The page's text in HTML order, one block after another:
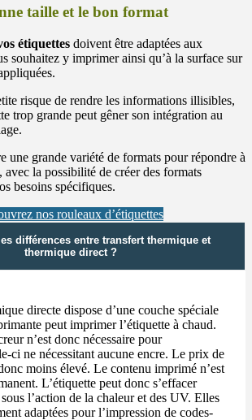
taille et le bon format
étiquettes doivent être adaptées aux
souhaitez y imprimer ainsi qu’à la surface sur
risque de rendre les informations illisibles,
trop grande peut gêner son intégration au
une grande variété de formats pour répondre à
avec la possibilité de créer des formats
besoins spécifiques.
nos rouleaux d’étiquettes
différences entre transfert thermique et
thermique direct ?
directe dispose d’une couche spéciale
peut imprimer l’étiquette à chaud.
n’est donc nécessaire pour
ci ne nécessitant aucune encre. Le prix de
moins élevé. Le contenu imprimé n’est
L’étiquette peut donc s’effacer
l’action de la chaleur et des UV. Elles
adaptées pour l’impression de codes-